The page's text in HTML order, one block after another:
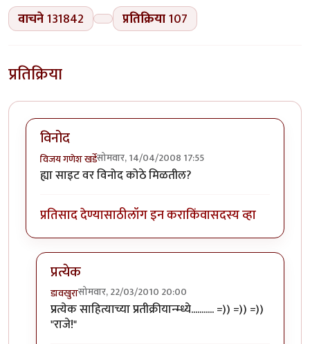
वाचने131842 प्रतिक्रिया107
प्रतिक्रिया
विनोद
विजय गणेश खर्डेसोमवार, 14/04/2008 17:55
ह्या साइट वर विनोद कोठे मिळतील?
प्रतिसाद देण्यासाठीलॉग इन कराकिंवासदस्य व्हा
प्रत्येक
डावखुरासोमवार, 22/03/2010 20:00
In reply toविनोदbyविजय गणेश खर्डे
प्रत्येक साहित्याच्या प्रतीक्रीयान्म्ध्ये........... =)) =)) =))
"राजे!"